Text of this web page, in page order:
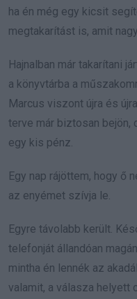
ha én még egy kicsit
megtakarítást is, amit
Hajnalban már takarítani
a könyvtárba a
Marcus viszont újra és
terve már biztosan bejön,
egy kis pénz.
Egy nap rájöttem, hogy ő
az enyémet szívja le.
Egyre távolabb került.
telefonját állandóan
mintha én lennék az
valamit, a válasza helyett